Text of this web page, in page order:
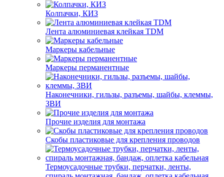
Колпачки, КИЗ
Лента алюминиевая клейкая TDM
Маркеры кабельные
Маркеры перманентные
Наконечники, гильзы, разъемы, шайбы, клеммы,
ЗВИ
Прочие изделия для монтажа
Скобы пластиковые для крепления проводов
Термоусадочные трубки, перчатки, ленты,